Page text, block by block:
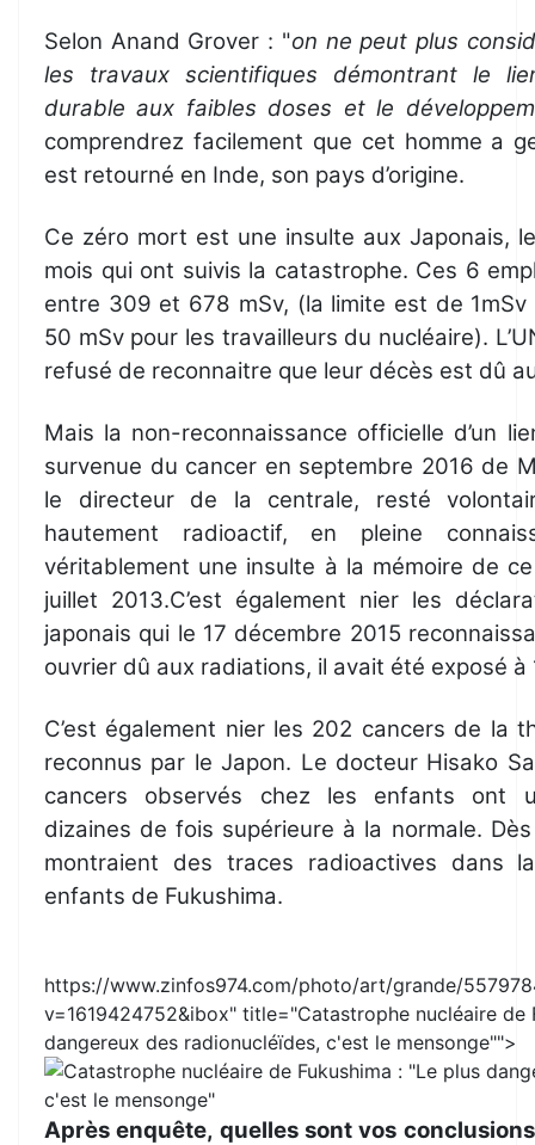
Selon Anand Grover : "on ne peut plus
les travaux scientifiques démontrant le
durable aux faibles doses et le
comprendrez facilement que cet homme a
est retourné en Inde, son pays d’origine.
Ce zéro mort est une insulte aux Japonais,
mois qui ont suivis la catastrophe. Ces 6
entre 309 et 678 mSv, (la limite est de
50 mSv pour les travailleurs du nucléaire).
refusé de reconnaitre que leur décès est dû
Mais la non-reconnaissance officielle d’un
survenue du cancer en septembre 2016 de
le directeur de la centrale, resté
hautement radioactif, en pleine
véritablement une insulte à la mémoire de
juillet 2013.C’est également nier les
japonais qui le 17 décembre 2015
ouvrier dû aux radiations, il avait été exposé à
C’est également nier les 202 cancers de la
reconnus par le Japon. Le docteur Hisako
cancers observés chez les enfants ont
dizaines de fois supérieure à la normale.
montraient des traces radioactives dans
enfants de Fukushima.
https://www.zinfos974.com/photo/art/grande/
v=1619424752&ibox" title="Catastrophe nucléaire de
dangereux des radionucléïdes, c'est le mensonge"">
Après enquête, quelles sont vos